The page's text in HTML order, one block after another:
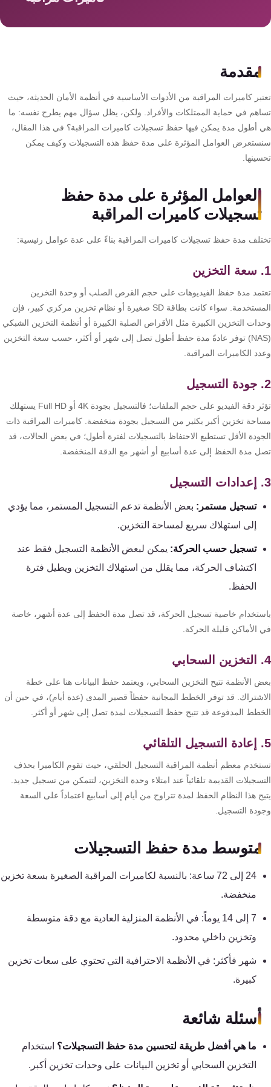
مقدمة
كاميرات المراقبة من الأدوات الأساسية في أنظمة الأمان الحديثة، حيث
في حماية الممتلكات والأفراد. ولكن، يظل سؤال مهم يطرح نفسه: ما
أطول مدة يمكن فيها حفظ تسجيلات كاميرات المراقبة؟ في هذا المقال،
العوامل المؤثرة على مدة حفظ هذه التسجيلات وكيف يمكن
العوامل المؤثرة على مدة حفظ
تسجيلات كاميرات المراقبة
مدة حفظ تسجيلات كاميرات المراقبة بناءً على عدة عوامل رئيسية:
مدة حفظ الفيديوهات على حجم القرص الصلب أو وحدة التخزين
المستخدمة. سواء كانت بطاقة SD صغيرة أو نظام تخزين مركزي كبير، فإن
التخزين الكبيرة مثل الأقراص الصلبة الكبيرة أو أنظمة التخزين الشبكي
(NAS) توفر عادةً مدة حفظ أطول تصل إلى شهر أو أكثر، حسب سعة التخزين
الكاميرات المراقبة.
تؤثر دقة الفيديو على حجم الملفات؛ فالتسجيل بجودة 4K أو Full HD يستهلك
تخزين أكبر بكثير من التسجيل بجودة منخفضة. كاميرات المراقبة ذات
الأقل تستطيع الاحتفاظ بالتسجيلات لفترة أطول؛ في بعض الحالات، قد
مدة الحفظ إلى عدة أسابيع أو أشهر مع الدقة المنخفضة.
تسجيل مستمر:بعض الأنظمة تدعم التسجيل المستمر، مما يؤدي
إلى استهلاك سريع لمساحة التخزين.
تسجيل حسب الحركة:يمكن لبعض الأنظمة التسجيل فقط عند
اكتشاف الحركة، مما يقلل من استهلاك التخزين ويطيل فترة
الحفظ.
خاصية تسجيل الحركة، قد تصل مدة الحفظ إلى عدة أشهر، خاصة
الأماكن قليلة الحركة.
الأنظمة تتيح التخزين السحابي، ويعتمد حفظ البيانات هنا على خطة
قد توفر الخطط المجانية حفظاً قصير المدى (عدة أيام)، في حين أن
المدفوعة قد تتيح حفظ التسجيلات لمدة تصل إلى شهر أو أكثر.
معظم أنظمة المراقبة التسجيل الحلقي، حيث تقوم الكاميرا بحذف
القديمة تلقائياً عند امتلاء وحدة التخزين، لتتمكن من تسجيل جديد.
هذا النظام الحفظ لمدة تتراوح من أيام إلى أسابيع اعتماداً على السعة
التسجيل.
متوسط مدة حفظ التسجيلات
24 إلى 72 ساعة: بالنسبة لكاميرات المراقبة الصغيرة بسعة تخزين
منخفضة.
7 إلى 14 يوماً: في الأنظمة المنزلية العادية مع دقة متوسطة
وتخزين داخلي محدود.
شهر فأكثر: في الأنظمة الاحترافية التي تحتوي على سعات تخزين
كبيرة.
أسئلة شائعة
ما هي أفضل طريقة لتحسين مدة حفظ التسجيلات؟استخدام
التخزين السحابي أو تخزين البيانات على وحدات تخزين أكبر.
هوم
سيستم
حلول
أمنية
للشركات
والمصانع
جهاز
بصمة
الحضور
والانصراف
تقوية
شبكات
المحمول
والانترنت
إنذار
السرقة
إنذار
الحريق
كنترول